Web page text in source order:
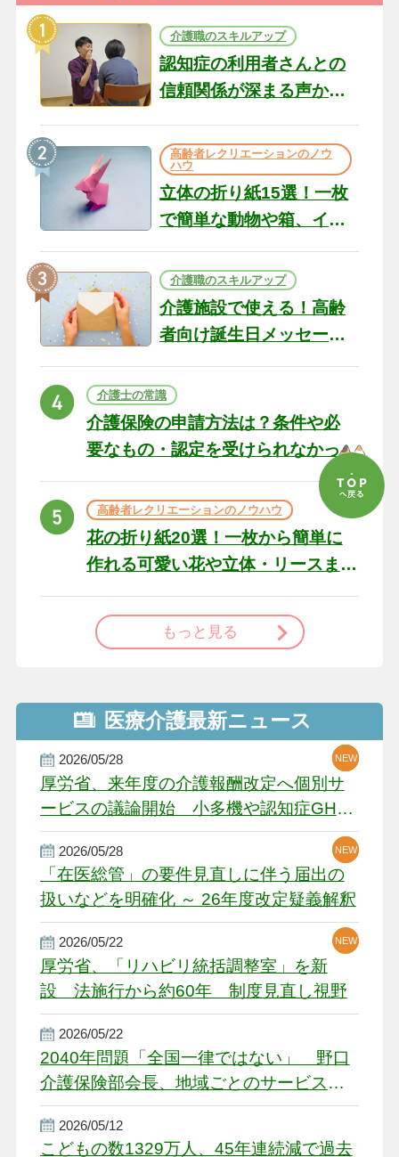
介護職のスキルアップ
認知症の利用者さんとの
信頼関係が深まる声かけ
の現場から（22）
高齢者レクリエーションのノウ
ハウ
立体の折り紙15選！一枚
で簡単な動物や箱、イン
テリアになる作品まで
介護職のスキルアップ
介護施設で使える！高齢
者向け誕生日メッセージ
の例文と書き方のポイン
ト
介護士の常識
介護保険の申請方法は？条件や必
要なもの・認定を受けられなかっ
た場合の対処法
高齢者レクリエーションのノウハウ
花の折り紙20選！一枚から簡単に
作れる可愛い花や立体・リースま
で
もっと見る
医療介護最新ニュース
2026/05/28
厚労省、来年度の介護報酬改定へ個別サ
ービスの議論開始 小多機や認知症GH、
厳しい経営環境に危機感
NEW
NEW
NEW
2026/05/28
「在医総管」の要件見直しに伴う届出の
扱いなどを明確化 ～ 26年度改定疑義解釈
NEW
NEW
2026/05/22
厚労省、「リハビリ統括調整室」を新
設 法施行から約60年 制度見直し視野
NEW
2026/05/22
2040年問題「全国一律ではない」 野口
介護保険部会長、地域ごとのサービス基
盤整備を促す
2026/05/12
こどもの数1329万人、45年連続減で過去